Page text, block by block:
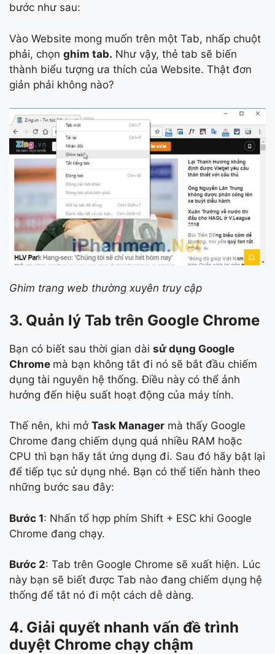
bước như sau:
Vào Website mong muốn trên một Tab, nhấp chuột
phải, chọn ghim tab. Như vậy, thẻ tab sẽ biến
thành biểu tượng ưa thích của Website. Thật đơn
giản phải không nào?
Ghim trang web thường xuyên truy cập
3. Quản lý Tab trên Google Chrome
Bạn có biết sau thời gian dài sử dụng Google
Chrome mà bạn không tắt đi nó sẽ bắt đầu chiếm
dụng tài nguyên hệ thống. Điều này có thể ảnh
hưởng đến hiệu suất hoạt động của máy tính.
Thế nên, khi mở Task Manager mà thấy Google
Chrome đang chiếm dụng quá nhiều RAM hoặc
CPU thì bạn hãy tắt ứng dụng đi. Sau đó hãy bật lại
để tiếp tục sử dụng nhé. Bạn có thể tiến hành theo
những bước sau đây:
Bước 1: Nhấn tổ hợp phím Shift + ESC khi Google
Chrome đang chạy.
Bước 2: Tab trên Google Chrome sẽ xuất hiện. Lúc
này bạn sẽ biết được Tab nào đang chiếm dụng hệ
thống để tắt nó đi một cách dễ dàng.
4. Giải quyết nhanh vấn đề trình
duyệt Chrome chạy chậm